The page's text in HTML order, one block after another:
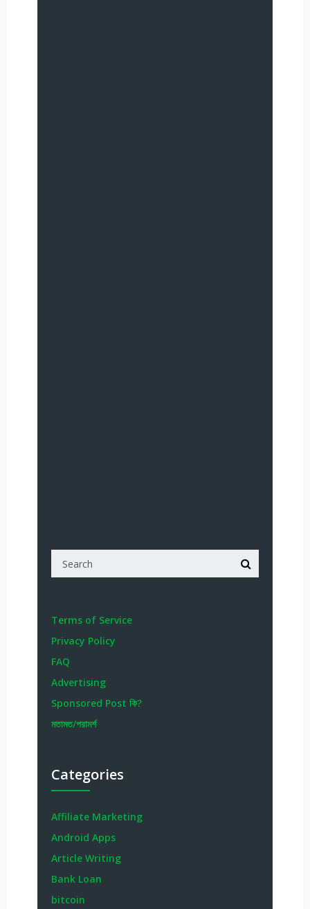
Terms of Service
Privacy Policy
FAQ
Advertising
Sponsored Post কি?
মতামত/পরামর্শ
Categories
Affiliate Marketing
Android Apps
Article Writing
Bank Loan
bitcoin